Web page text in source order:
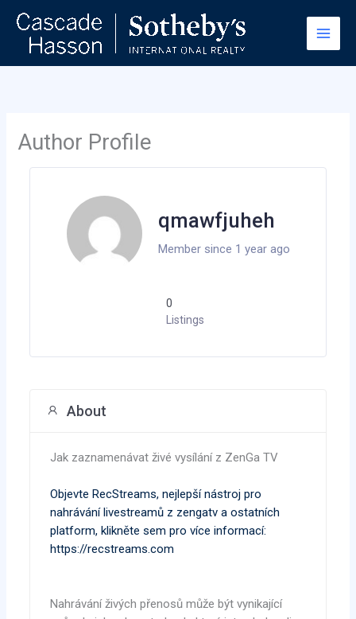
content
Author Profile
qmawfjuheh
Member since 1 year ago
0
Listings
About
Jak zaznamenávat živé vysílání z ZenGa TV
Objevte RecStreams, nejlepší nástroj pro
nahrávání livestreamů z zengatv a ostatních
platform, klikněte sem pro více informací:
https://recstreams.com
Nahrávání živých přenosů může být vynikající